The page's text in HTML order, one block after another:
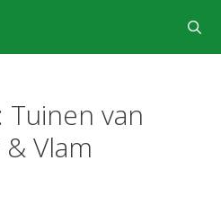
Tuinen van
Vlam